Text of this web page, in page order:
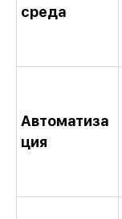
среда
Автоматиза
ция